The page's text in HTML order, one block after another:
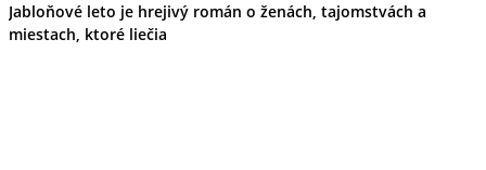
Jabloňové leto je hrejivý román o ženách, tajomstvách a
miestach, ktoré liečia